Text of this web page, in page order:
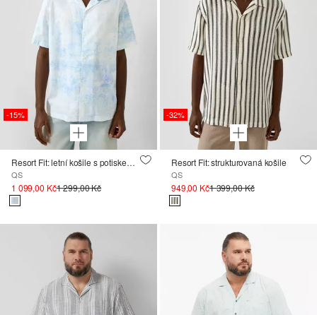
-15%
Resort Fit: letní košile s potiskem po celé ploše
QS
1 099,00 Kč1 299,00 Kč
-32%
Resort Fit: strukturovaná košile
QS
949,00 Kč1 399,00 Kč